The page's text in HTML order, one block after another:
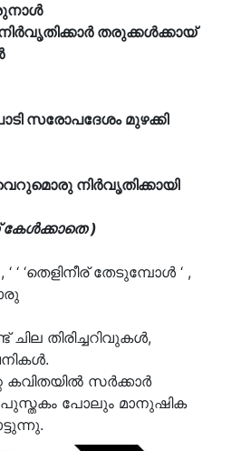
തരുക്കള്‍ക്കായ്
സരോപദേശം മുഴക്കി
നിർവൃതിക്കായി
)
‘ ‘തെളിനീര് തേടുമ്പോൾ ‘ ,
തിരിച്ചറിവുകൾ,
കവിതയിൽ സർക്കാർ
പുസ്തകം പോലും മാനുഷിക